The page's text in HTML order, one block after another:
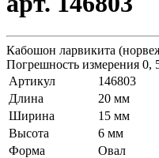
Кабошон ларвикита
Погрешность измерения
Артикул
146803
Длина
20 мм
Ширина
15 мм
Высота
6 мм
Форма
Овал